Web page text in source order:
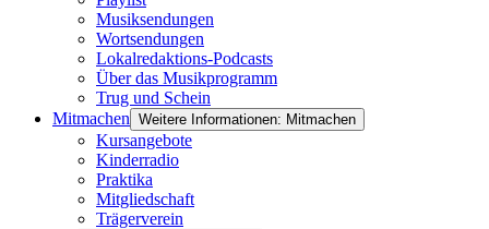
Musiksendungen
Wortsendungen
Lokalredaktions-Podcasts
Über das Musikprogramm
Trug und Schein
Mitmachen Weitere Informationen: Mitmachen
Kursangebote
Kinderradio
Praktika
Mitgliedschaft
Trägerverein